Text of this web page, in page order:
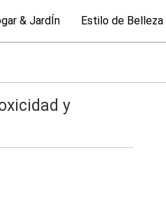
& JardÍn Estilo de Belleza
y